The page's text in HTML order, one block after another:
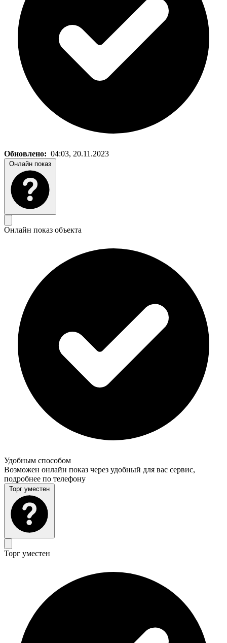
Обновлено: 04:03, 20.11.2023
Онлайн показ
Онлайн показ объекта
Удобным способом
Возможен онлайн показ через удобный для вас сервис,
подробнее по телефону
Торг уместен
Торг уместен